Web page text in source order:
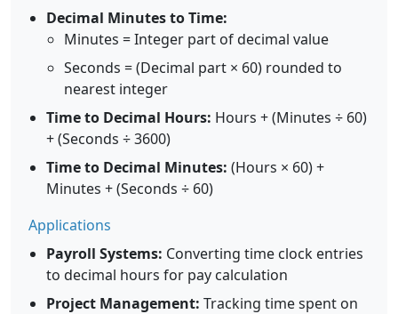
Decimal Minutes to Time:
Minutes = Integer part of decimal value
Seconds = (Decimal part × 60) rounded to
nearest integer
Time to Decimal Hours: Hours + (Minutes ÷ 60)
+ (Seconds ÷ 3600)
Time to Decimal Minutes: (Hours × 60) +
Minutes + (Seconds ÷ 60)
Applications
Payroll Systems: Converting time clock entries
to decimal hours for pay calculation
Project Management: Tracking time spent on